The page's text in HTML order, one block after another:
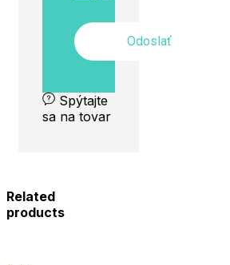
Odoslať
Spýtajte
sa na tovar
Related
products